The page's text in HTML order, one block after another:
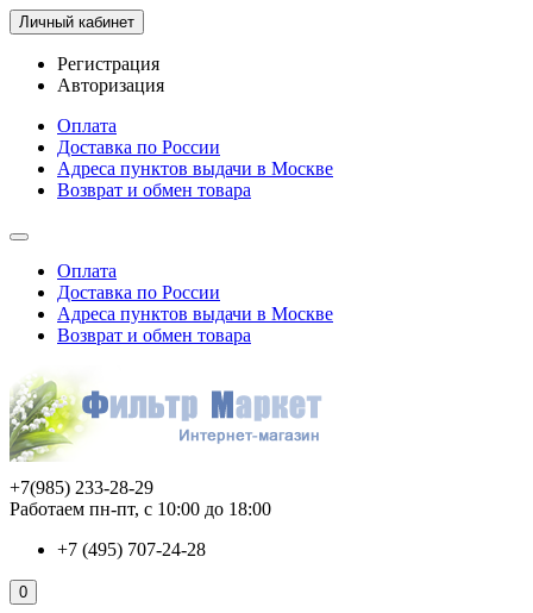
Личный кабинет
Регистрация
Авторизация
Оплата
Доставка по России
Адреса пунктов выдачи в Москве
Возврат и обмен товара
Оплата
Доставка по России
Адреса пунктов выдачи в Москве
Возврат и обмен товара
+7(985) 233-28-29
Работаем пн-пт, с 10:00 до 18:00
+7 (495) 707-24-28
0